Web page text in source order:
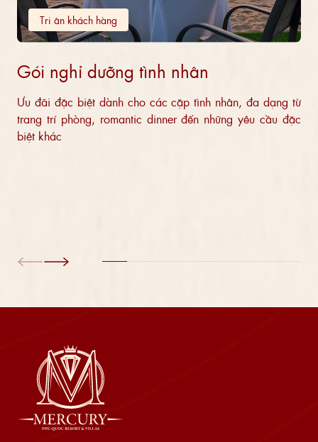
Tri ân khách hàng
Gói nghỉ dưỡng tình nhân
Ưu đãi đặc biệt dành cho các cặp tình nhân, đa dạng từ
trang trí phòng, romantic dinner đến những yêu cầu đặc
biệt khác